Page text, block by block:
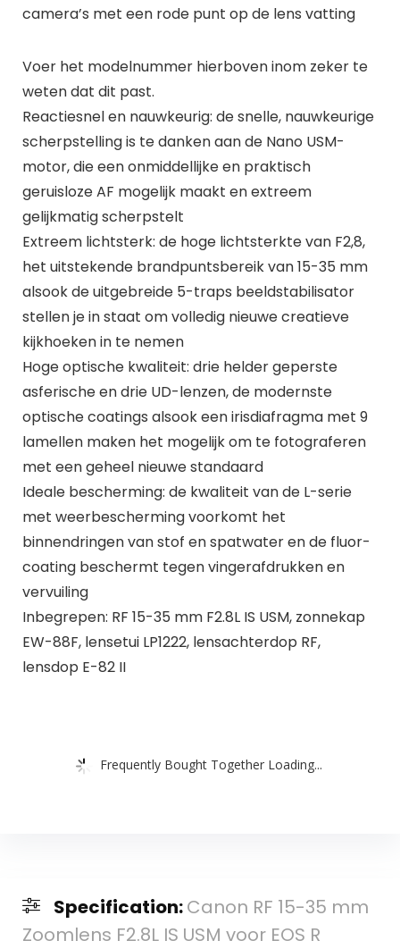
camera’s met een rode punt op de lens vatting
Voer het modelnummer hierboven inom zeker te
weten dat dit past.
Reactiesnel en nauwkeurig: de snelle, nauwkeurige
scherpstelling is te danken aan de Nano USM-
motor, die een onmiddellijke en praktisch
geruisloze AF mogelijk maakt en extreem
gelijkmatig scherpstelt
Extreem lichtsterk: de hoge lichtsterkte van F2,8,
het uitstekende brandpuntsbereik van 15-35 mm
alsook de uitgebreide 5-traps beeldstabilisator
stellen je in staat om volledig nieuwe creatieve
kijkhoeken in te nemen
Hoge optische kwaliteit: drie helder geperste
asferische en drie UD-lenzen, de modernste
optische coatings alsook een irisdiafragma met 9
lamellen maken het mogelijk om te fotograferen
met een geheel nieuwe standaard
Ideale bescherming: de kwaliteit van de L-serie
met weerbescherming voorkomt het
binnendringen van stof en spatwater en de fluor-
coating beschermt tegen vingerafdrukken en
vervuiling
Inbegrepen: RF 15-35 mm F2.8L IS USM, zonnekap
EW-88F, lensetui LP1222, lensachterdop RF,
lensdop E-82 II
Frequently Bought Together Loading...
Specification:Canon RF 15-35 mm
Zoomlens F2.8L IS USM voor EOS R